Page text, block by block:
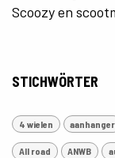
Scoozy en
STICHWÖRTER
4 wielen aanhanger
All road ANWB